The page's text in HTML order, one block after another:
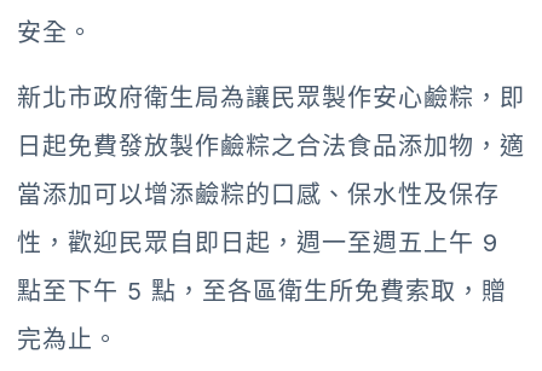
安全。
新北市政府衛生局為讓民眾製作安心鹼粽，即
日起免費發放製作鹼粽之合法食品添加物，適
當添加可以增添鹼粽的口感、保水性及保存
性，歡迎民眾自即日起，週一至週五上午 9
點至下午 5 點，至各區衛生所免費索取，贈
完為止。